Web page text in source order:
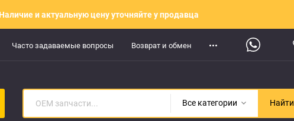
Наличие и актуальную цену уточняйте у продавца
Часто задаваемые вопросы Возврат и обмен
Все категории Найти